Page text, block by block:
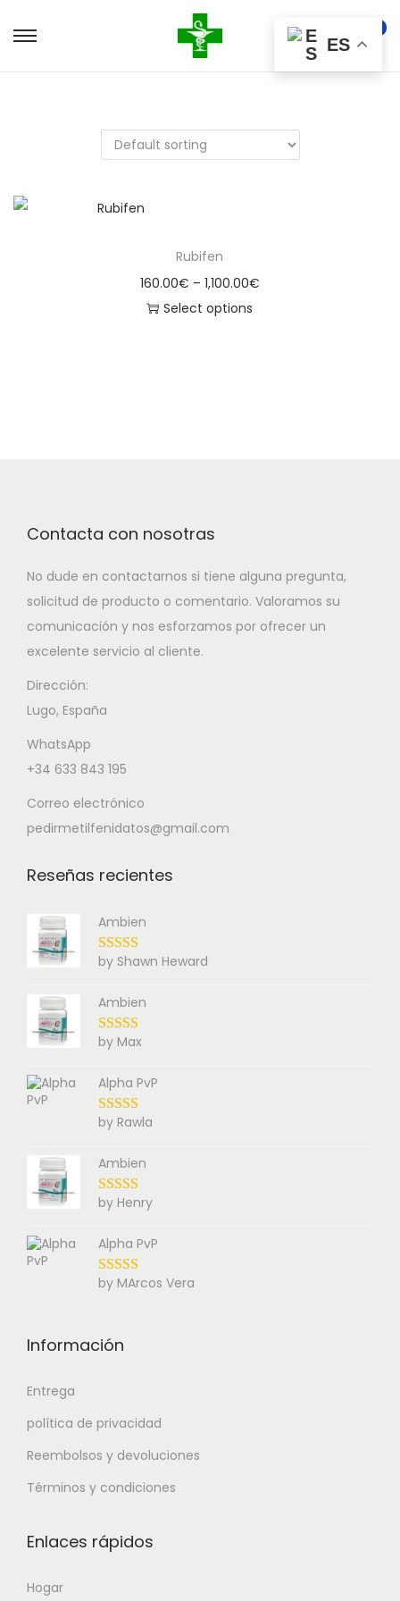
Rubifen
160.00€ – 1,100.00€
Select options
Contacta con nosotras
No dude en contactarnos si tiene alguna pregunta,
solicitud de producto o comentario. Valoramos su
comunicación y nos esforzamos por ofrecer un
excelente servicio al cliente.
Dirección:
Lugo, España
WhatsApp
+34 633 843 195
Correo electrónico
pedirmetilfenidatos@gmail.com
Reseñas recientes
Ambien
by Shawn Heward
Ambien
by Max
Alpha PvP
by Rawla
Ambien
by Henry
Alpha PvP
by MArcos Vera
Información
Entrega
política de privacidad
Reembolsos y devoluciones
Términos y condiciones
Enlaces rápidos
Hogar
ES